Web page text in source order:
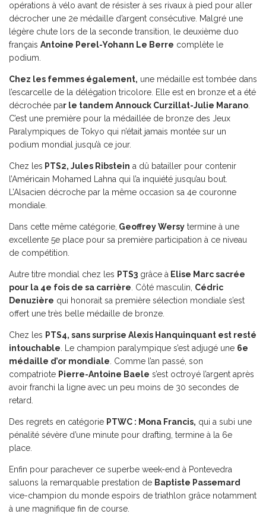
opérations à vélo avant de résister à ses rivaux à pied pour aller
décrocher une 2e médaille d’argent consécutive. Malgré une
légère chute lors de la seconde transition, le deuxième duo
français Antoine Perel-Yohann Le Berre complète le
podium.
Chez les femmes également, une médaille est tombée dans
l’escarcelle de la délégation tricolore. Elle est en bronze et a été
décrochée par le tandem Annouck Curzillat-Julie Marano
C’est une première pour la médaillée de bronze des Jeux
Paralympiques de Tokyo qui n’était jamais montée sur un
podium mondial jusqu’à ce jour.
Chez les PTS2, Jules Ribstein a dû batailler pour contenir
l’Américain Mohamed Lahna qui l’a inquiété jusqu’au bout.
L’Alsacien décroche par la même occasion sa 4e couronne
mondiale.
Dans cette même catégorie, Geoffrey Wersy termine à une
excellente 5e place pour sa première participation à ce niveau
de compétition.
Autre titre mondial chez les PTS3 grâce à Elise Marc sacrée
pour la 4e fois de sa carrière . Côté masculin, Cédric
Denuzière qui honorait sa première sélection mondiale s’est
offert une très belle médaille de bronze.
Chez les PTS4, sans surprise Alexis Hanquinquant est resté
intouchable . Le champion paralympique s’est adjugé une 6e
médaille d’or mondiale . Comme l’an passé, son
compatriote Pierre-Antoine Baele s’est octroyé l’argent après
avoir franchi la ligne avec un peu moins de 30 secondes de
retard.
Des regrets en catégorie PTWC : Mona Francis, qui a subi une
pénalité sévère d’une minute pour drafting, termine à la 6e
place.
Enfin pour parachever ce superbe week-end à Pontevedra
saluons la remarquable prestation de Baptiste Passemard
vice-champion du monde espoirs de triathlon grâce notamment
à une magnifique fin de course.